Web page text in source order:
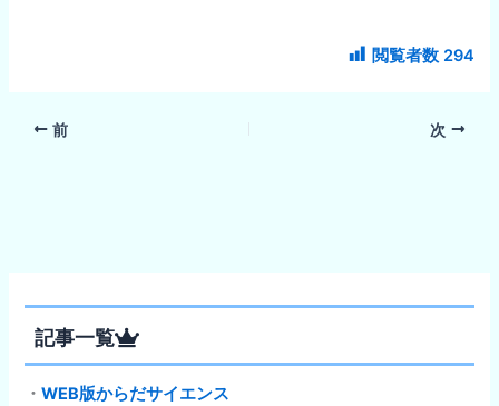
閲覧者数 294
前 次
記事一覧
・WEB版からだサイエンス